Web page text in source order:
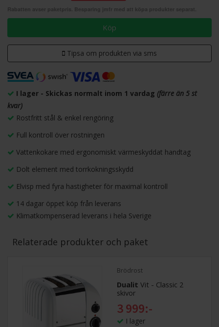
Köp
Tipsa om produkten via sms
I lager - Skickas normalt inom 1 vardag (färre än 5 st
kvar)
Rostfritt stål & enkel rengöring
Full kontroll över rostningen
Vattenkokare med ergonomiskt värmeskyddat handtag
Dolt element med torrkokningsskydd
Elvisp med fyra hastigheter för maximal kontroll
14 dagar öppet köp från leverans
Klimatkompenserad leverans i hela Sverige
Relaterade produkter och paket
Brödrost
Dualit Vit - Classic 2
skivor
3 999:-
I lager